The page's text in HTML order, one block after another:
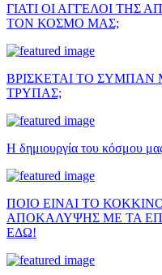
ΓΙΑΤΙ ΟΙ ΑΓΓΕΛΟΙ
ΤΟΝ ΚΟΣΜΟ ΜΑΣ;
ΒΡΙΣΚΕΤΑΙ ΤΟ
ΤΡΥΠΑΣ;
Η δημιουργία του κόσμου
ΠΟΙΟ ΕΙΝΑΙ ΤΟ
ΑΠΟΚΑΛΥΨΗΣ ΜΕ ΤΑ
ΕΔΩ!